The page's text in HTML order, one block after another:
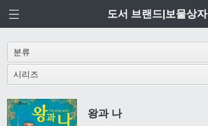
도서 브랜드|보물상자
왕과 나